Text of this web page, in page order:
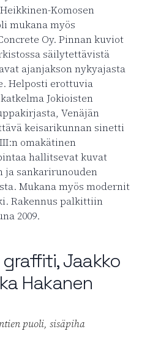
Komosen
mukana myös
Oy. Pinnan kuviot
säilytettävistä
ajanjakson nykyajasta
Helposti erottuvia
Jokioisten
Venäjän
keisarikunnan sinetti
omakätinen
hallitsevat kuvat
ja sankarirunouden
Mukana myös modernit
Rakennus palkittiin
2009.
Jaakko
Hakanen
puoli, sisäpiha